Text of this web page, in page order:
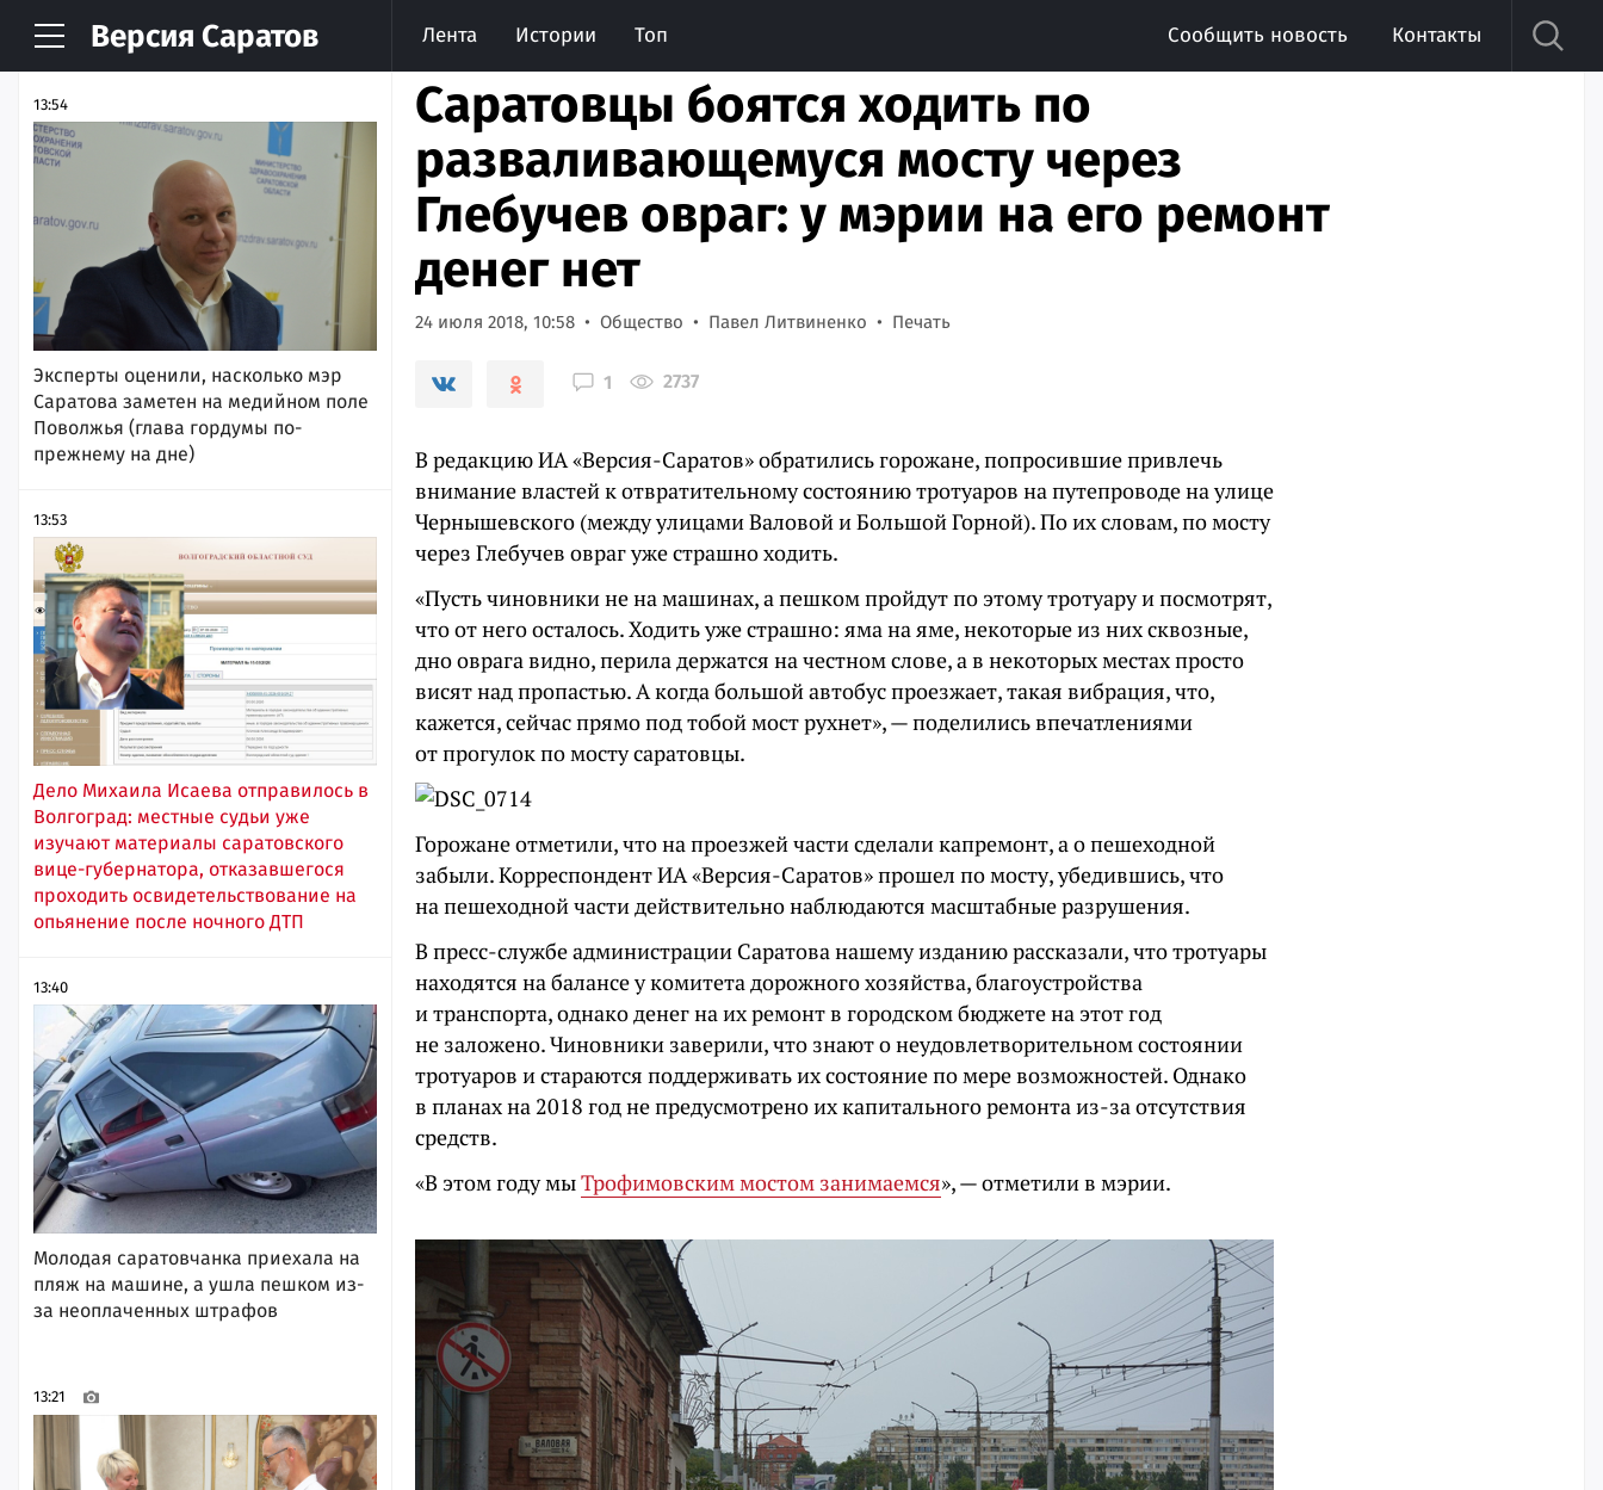
Версия Саратов Лента Истории Топ Сообщить новость Контакты
НОВОСТИ АРХИВ
13:54
Эксперты оценили, насколько мэр
Саратова заметен на медийном поле
Поволжья (глава гордумы по-
прежнему на дне)
13:53
Дело Михаила Исаева отправилось в
Волгоград: местные судьи уже
изучают материалы саратовского
вице-губернатора, отказавшегося
проходить освидетельствование на
опьянение после ночного ДТП
13:40
Молодая саратовчанка приехала на
пляж на машине, а ушла пешком из-
за неоплаченных штрафов
13:21
Саратовцы боятся ходить по
разваливающемуся мосту через
Глебучев овраг: у мэрии на его ремонт
денег нет
24 июля 2018, 10:58 Общество Павел Литвиненко Печать
1 2737
В редакцию ИА «Версия-Саратов» обратились горожане, попросившие привлечь
внимание властей к отвратительному состоянию тротуаров на путепроводе на улице
Чернышевского (между улицами Валовой и Большой Горной). По их словам, по мосту
через Глебучев овраг уже страшно ходить.
«Пусть чиновники не на машинах, а пешком пройдут по этому тротуару и посмотрят,
что от него осталось. Ходить уже страшно: яма на яме, некоторые из них сквозные,
дно оврага видно, перила держатся на честном слове, а в некоторых местах просто
висят над пропастью. А когда большой автобус проезжает, такая вибрация, что,
кажется, сейчас прямо под тобой мост рухнет», — поделились впечатлениями
от прогулок по мосту саратовцы.
Горожане отметили, что на проезжей части сделали капремонт, а о пешеходной
забыли. Корреспондент ИА «Версия-Саратов» прошел по мосту, убедившись, что
на пешеходной части действительно наблюдаются масштабные разрушения.
В пресс-службе администрации Саратова нашему изданию рассказали, что тротуары
находятся на балансе у комитета дорожного хозяйства, благоустройства
и транспорта, однако денег на их ремонт в городском бюджете на этот год
не заложено. Чиновники заверили, что знают о неудовлетворительном состоянии
тротуаров и стараются поддерживать их состояние по мере возможностей. Однако
в планах на 2018 год не предусмотрено их капитального ремонта из-за отсутствия
средств.
«В этом году мыТрофимовским мостом занимаемся», — отметили в мэрии.